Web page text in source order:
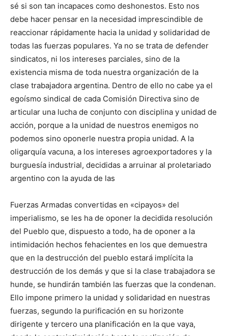
sé si son tan incapaces como deshonestos. Esto nos
debe hacer pensar en la necesidad imprescindible de
reaccionar rápidamente hacia la unidad y solidaridad de
todas las fuerzas populares. Ya no se trata de defender
sindicatos, ni los intereses parciales, sino de la
existencia misma de toda nuestra organización de la
clase trabajadora argentina. Dentro de ello no cabe ya el
egoísmo sindical de cada Comisión Directiva sino de
articular una lucha de conjunto con disciplina y unidad de
acción, porque a la unidad de nuestros enemigos no
podemos sino oponerle nuestra propia unidad. A la
oligarquía vacuna, a los intereses agroexportadores y la
burguesía industrial, decididas a arruinar al proletariado
argentino con la ayuda de las
Fuerzas Armadas convertidas en «cipayos» del
imperialismo, se les ha de oponer la decidida resolución
del Pueblo que, dispuesto a todo, ha de oponer a la
intimidación hechos fehacientes en los que demuestra
que en la destrucción del pueblo estará implícita la
destrucción de los demás y que si la clase trabajadora se
hunde, se hundirán también las fuerzas que la condenan.
Ello impone primero la unidad y solidaridad en nuestras
fuerzas, segundo la purificación en su horizonte
dirigente y tercero una planificación en la que vaya,